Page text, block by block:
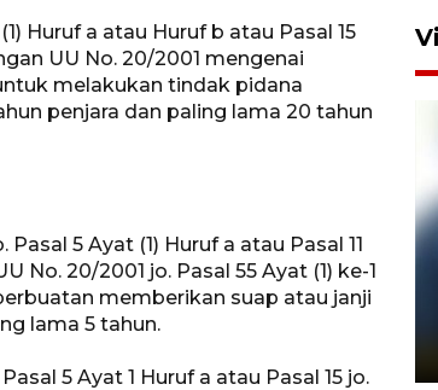
Huruf a atau Huruf b atau Pasal 15
UU No. 20/2001 mengenai
melakukan tindak pidana
penjara dan paling lama 20 tahun
5 Ayat (1) Huruf a atau Pasal 11
No. 20/2001 jo. Pasal 55 Ayat (1) ke-1
memberikan suap atau janji
lama 5 tahun.
5 Ayat 1 Huruf a atau Pasal 15 jo.
Pelanggan Filaha Farm setia
sampai 8 tahan?